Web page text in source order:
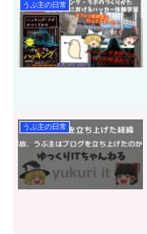
うぷ主の日常
うぷ主の日常